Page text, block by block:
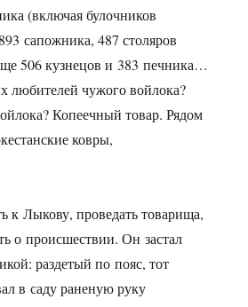
(включая булочников
сапожника, 487 столяров
506 кузнецов и 383 печника…
любителей чужого войлока?
Копеечный товар. Рядом
ковры,
к Лыкову, проведать товарища,
о происшествии. Он застал
раздетый по пояс, тот
в саду раненую руку